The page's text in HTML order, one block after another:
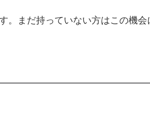
。まだ持っていない方はこの機会